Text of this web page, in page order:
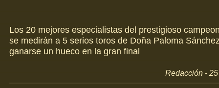
Los 20 mejores especialistas del prestigioso
se medirán a 5 serios toros de Doña Paloma
ganarse un hueco en la gran final
Redacción -